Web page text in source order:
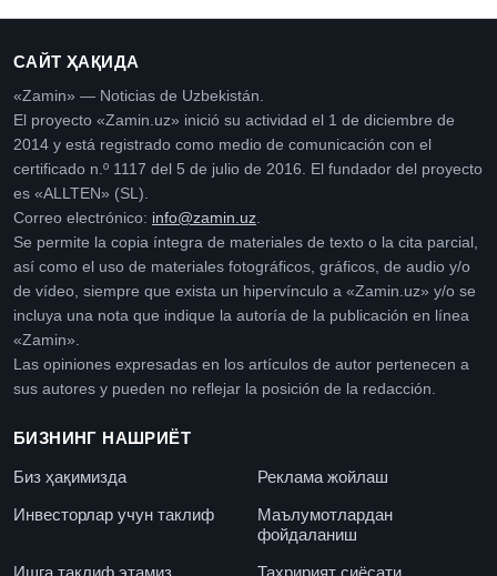
САЙТ ҲАҚИДА
«Zamin» — Noticias de Uzbekistán.
El proyecto «Zamin.uz» inició su actividad el 1 de diciembre de
2014 y está registrado como medio de comunicación con el
certificado n.º 1117 del 5 de julio de 2016. El fundador del proyecto
es «ALLTEN» (SL).
Correo electrónico: info@zamin.uz
Se permite la copia íntegra de materiales de texto o la cita parcial,
así como el uso de materiales fotográficos, gráficos, de audio y/o
de vídeo, siempre que exista un hipervínculo a «Zamin.uz» y/o se
incluya una nota que indique la autoría de la publicación en línea
«Zamin».
Las opiniones expresadas en los artículos de autor pertenecen a
sus autores y pueden no reflejar la posición de la redacción.
БИЗНИНГ НАШРИЁТ
Биз ҳақимизда
Реклама жойлаш
Инвесторлар учун таклиф
Маълумотлардан
фойдаланиш
Ишга таклиф этамиз
Таҳририят сиёсати